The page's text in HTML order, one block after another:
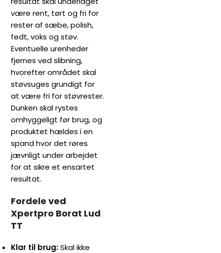
være rent, tørt og fri for
rester af sæbe, polish,
fedt, voks og støv.
Eventuelle urenheder
fjernes ved slibning,
hvorefter området skal
støvsuges grundigt for
at være fri for støvrester.
Dunken skal rystes
omhyggeligt før brug, og
produktet hældes i en
spand hvor det røres
jævnligt under arbejdet
for at sikre et ensartet
resultat.
Fordele ved
Xpertpro Borat Lud
TT
Klar til brug:Skal ikke